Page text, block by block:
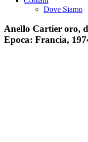
Dove Siamo
Anello Cartier oro,
Epoca: Francia,